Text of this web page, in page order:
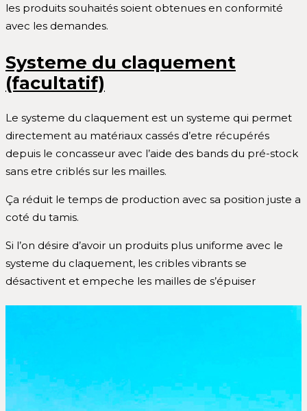
les produits souhaités soient obtenues en conformité
avec les demandes.
Systeme du claquement
(facultatif)
Le systeme du claquement est un systeme qui permet
directement au matériaux cassés d’etre récupérés
depuis le concasseur avec l’aide des bands du pré-stock
sans etre criblés sur les mailles.
Ça réduit le temps de production avec sa position juste a
coté du tamis.
Si l’on désire d’avoir un produits plus uniforme avec le
systeme du claquement, les cribles vibrants se
désactivent et empeche les mailles de s’épuiser